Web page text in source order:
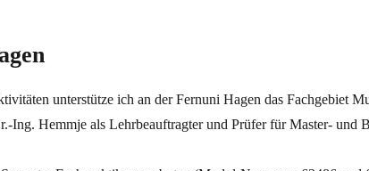
unterstütze ich an der Fernuni Hagen das Fachgebiet
Ing. Hemmje als Lehrbeauftragter und Prüfer für Master- und